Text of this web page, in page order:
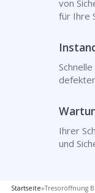
von
für Ihre
Ihrer
und
Startseite»Tresoröffnung